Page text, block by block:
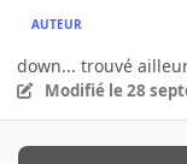
AUTEUR
down... trouvé
Modifié le 28